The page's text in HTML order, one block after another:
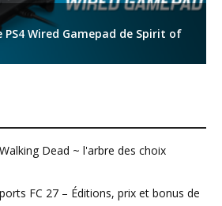
Dead ~ l'arbre des choix
FC 27 – Éditions, prix et bonus de